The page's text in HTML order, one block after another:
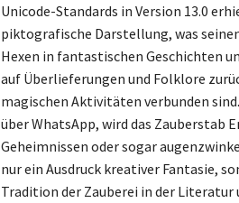
Unicode-Standards in Version 13.0
piktografische Darstellung, was
Hexen in fantastischen Geschichten
auf Überlieferungen und Folklore
magischen Aktivitäten verbunden
über WhatsApp, wird das Zauberstab
Geheimnissen oder sogar
nur ein Ausdruck kreativer Fantasie,
Tradition der Zauberei in der Literatur